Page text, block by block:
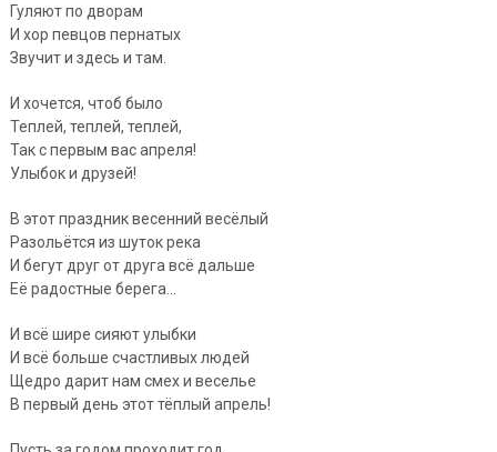
Гуляют по дворам
И хор певцов пернатых
Звучит и здесь и там.
И хочется, чтоб было
Теплей, теплей, теплей,
Так с первым вас апреля!
Улыбок и друзей!
В этот праздник весенний весёлый
Разольётся из шуток река
И бегут друг от друга всё дальше
Её радостные берега…
И всё шире сияют улыбки
И всё больше счастливых людей
Щедро дарит нам смех и веселье
В первый день этот тёплый апрель!